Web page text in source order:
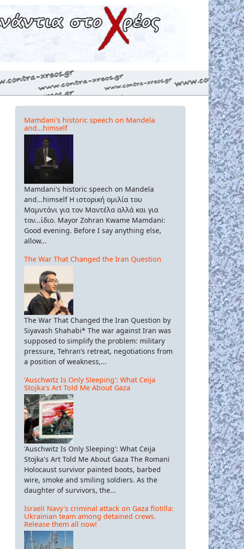
Mamdani's historic speech on Mandela
and...himself
Mamdani's historic speech on Mandela
and...himself Η ιστορική ομιλία του
Μαμντάνι για τον Μαντέλα αλλά και για
τον...ίδιο. Mayor Zohran Kwame Mamdani:
Good evening. Before I say anything else,
allow...
The War That Changed the Iran Question
The War That Changed the Iran Question by
Siyavash Shahabi* The war against Iran was
supposed to simplify the problem: military
pressure, Tehran’s retreat, negotiations from
a position of weakness,...
'Auschwitz Is Only Sleeping': What Ceija
Stojka's Art Told Me About Gaza
'Auschwitz Is Only Sleeping': What Ceija
Stojka's Art Told Me About Gaza The Romani
Holocaust survivor painted boots, barbed
wire, smoke and smiling soldiers. As the
daughter of survivors, the...
Israeli Navy's criminal attack on Gaza flotilla:
Ukrainian team among detained crews.
Release them all now!